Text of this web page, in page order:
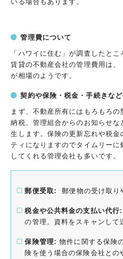
管理費について
「ハワイに住む」が調査したと
賃貸の不動産会社の管理費用は、
が相場のようです。
契約や保険・税金・手続きなど
まず、不動産所有にはもろもろの
納税、管理組合からのお知らせな
生します。保険の更新忘れや税金
ティになりますのでタイムリーに
してくれる管理会社も多いです。
郵便受取: 郵便物の受け取り
税金や公共料金の支払い代
の管理。資料をスキャンして
保険管理: 物件に関する保険
険を使う場合の保険会社との